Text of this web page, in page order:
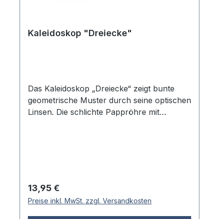
Kaleidoskop "Dreiecke"
Das Kaleidoskop „Dreiecke“ zeigt bunte
geometrische Muster durch seine optischen
Linsen. Die schlichte Pappröhre mit
bunten Dreiecken bedruckte Gehäuse liegt
angenehm in der Hand und bietet durch die
leichte Bauweise einen komfortablen Griff.
Regulärer Preis:
13,95 €
Preise inkl. MwSt. zzgl. Versandkosten